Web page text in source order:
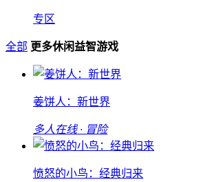
专区
全部 更多休闲益智游戏
姜饼人：新世界
多人在线 · 冒险
愤怒的小鸟：经典归来